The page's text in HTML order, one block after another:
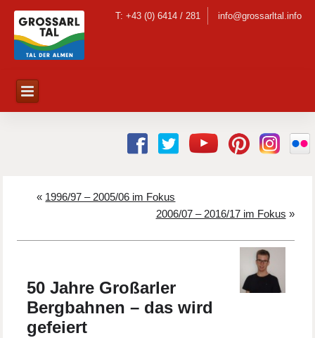
T: +43 (0) 6414 / 281 info@grossarltal.info
« 1996/97 – 2005/06 im Fokus
2006/07 – 2016/17 im Fokus »
50 Jahre Großarler
Bergbahnen – das wird
gefeiert